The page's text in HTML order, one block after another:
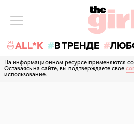
🍜ALL*K В ТРЕНДЕ
На информационном ресурсе применяются
Оставаясь на сайте, вы подтверждаете свое
использование.